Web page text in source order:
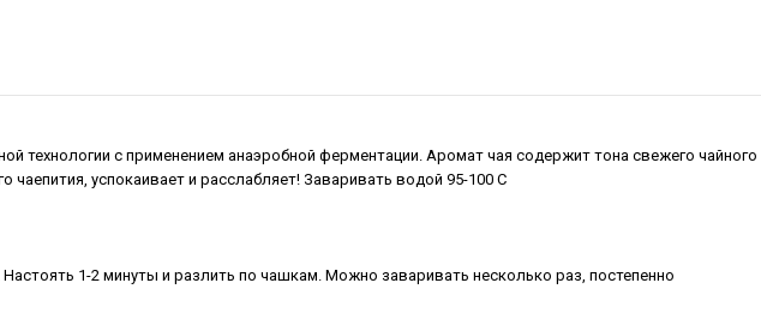
технологии с применением анаэробной ферментации. Аромат чая содержит тона свежего чайного
успокаивает и расслабляет! Заваривать водой 95-100 С
1-2 минуты и разлить по чашкам. Можно заваривать несколько раз, постепенно